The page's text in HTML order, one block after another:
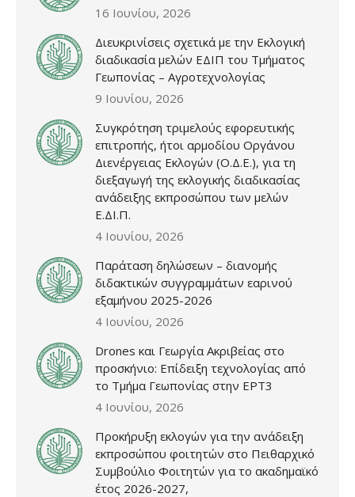
16 Ιουνίου, 2026
Διευκρινίσεις σχετικά με την Εκλογική
διαδικασία μελών ΕΔΙΠ του Τμήματος
Γεωπονίας – Αγροτεχνολογίας
9 Ιουνίου, 2026
Συγκρότηση τριμελούς εφορευτικής
επιτροπής, ήτοι αρμοδίου Οργάνου
Διενέργειας Εκλογών (Ο.Δ.Ε.), για τη
διεξαγωγή της εκλογικής διαδικασίας
ανάδειξης εκπροσώπου των μελών
Ε.ΔΙ.Π.
4 Ιουνίου, 2026
Παράταση δηλώσεων – διανομής
διδακτικών συγγραμμάτων εαρινού
εξαμήνου 2025-2026
4 Ιουνίου, 2026
Drones και Γεωργία Ακριβείας στο
προσκήνιο: Επίδειξη τεχνολογίας από
το Τμήμα Γεωπονίας στην ΕΡΤ3
4 Ιουνίου, 2026
Προκήρυξη εκλογών για την ανάδειξη
εκπροσώπου φοιτητών στο Πειθαρχικό
Συμβούλιο Φοιτητών για το ακαδημαϊκό
έτος 2026-2027,